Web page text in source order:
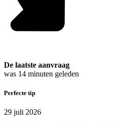
De laatste aanvraag
was 14 minuten geleden
Perfecte tip
29 juli 2026